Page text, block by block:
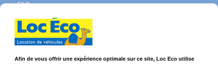
FAQ
Nous recrutons
Avis Clients
Afin de vous offrir une expérience optimale sur ce site, Loc Eco utilise